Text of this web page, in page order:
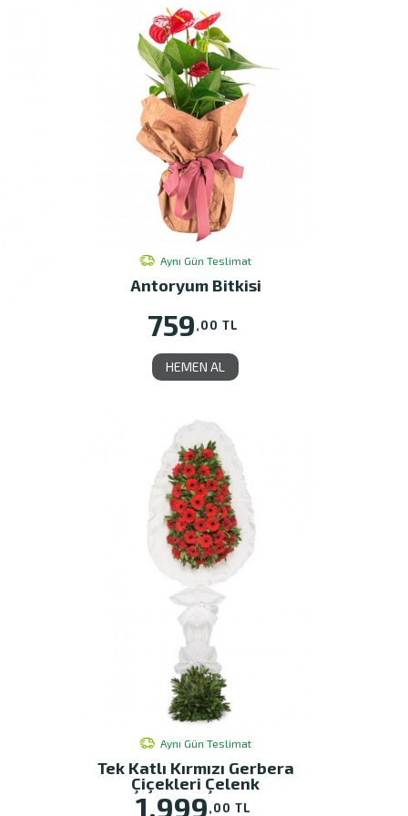
Aynı Gün Teslimat
Antoryum Bitkisi
759,00 TL
HEMEN AL
Aynı Gün Teslimat
Tek Katlı Kırmızı Gerbera
Çiçekleri Çelenk
1.999,00 TL